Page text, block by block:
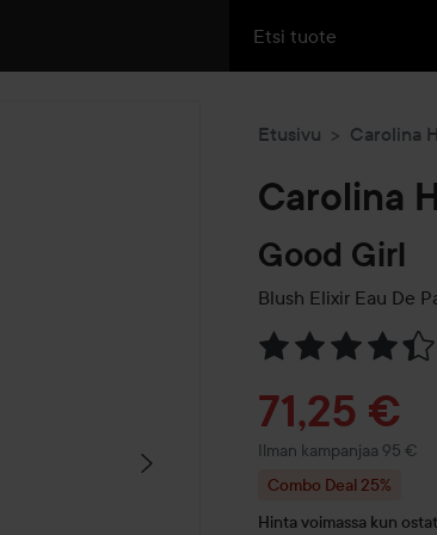
Etusivu Carolina
Carolina
Good Girl
Blush Elixir Eau De
Siirtyä jhk Arvosana
71,25 €
Ilman kampanjaa 95 €
Combo Deal 25%
Hinta voimassa kun